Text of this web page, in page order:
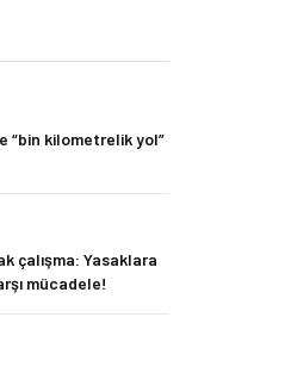
“bin kilometrelik yol”
çalışma: Yasaklara
mücadele!